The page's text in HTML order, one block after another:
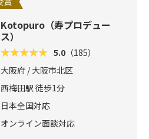
Kotopuro（寿プロデュー
ス）
5.0 （185）
大阪府 / 大阪市北区
西梅田駅 徒歩1分
日本全国対応
オンライン面談対応